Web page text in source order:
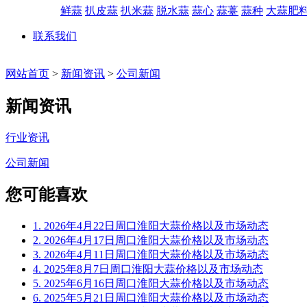
鲜蒜 扒皮蒜 扒米蒜 脱水蒜 蒜心 蒜薹 蒜种 大蒜肥
联系我们
网站首页 > 新闻资讯 > 公司新闻
新闻资讯
行业资讯
公司新闻
您可能喜欢
1. 2026年4月22日周口淮阳大蒜价格以及市场动态
2. 2026年4月17日周口淮阳大蒜价格以及市场动态
3. 2026年4月11日周口淮阳大蒜价格以及市场动态
4. 2025年8月7日周口淮阳大蒜价格以及市场动态
5. 2025年6月16日周口淮阳大蒜价格以及市场动态
6. 2025年5月21日周口淮阳大蒜价格以及市场动态